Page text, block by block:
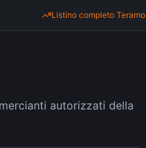
Listino completo Teramo
autorizzati della